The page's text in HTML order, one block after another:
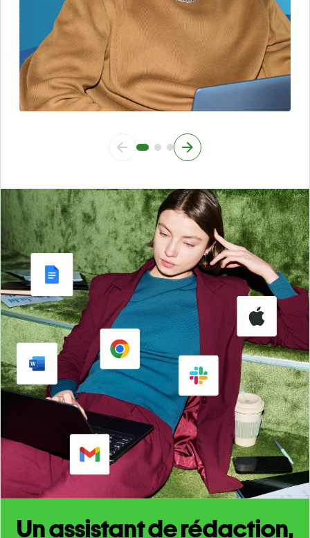
Un assistant de rédaction,